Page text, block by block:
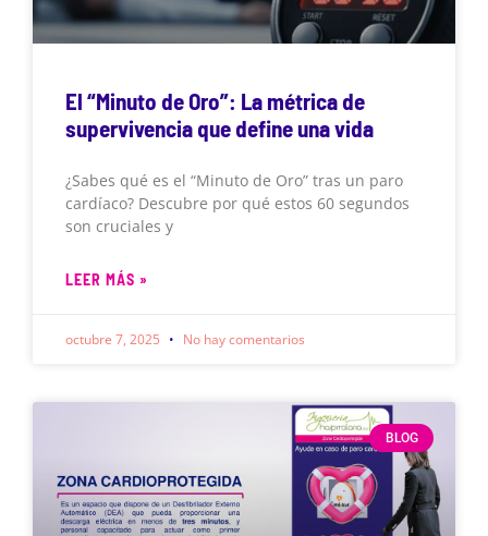
El “Minuto de Oro”: La métrica de
supervivencia que define una vida
¿Sabes qué es el “Minuto de Oro” tras un paro
cardíaco? Descubre por qué estos 60 segundos
son cruciales y
LEER MÁS »
octubre 7, 2025 No hay comentarios
BLOG